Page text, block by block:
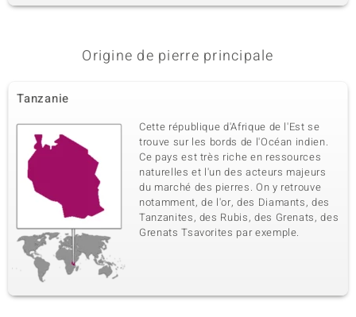
Sertissage Origine
Origine de pierre principale
Tanzanie
Cette république d'Afrique de l'Est se
trouve sur les bords de l'Océan indien.
Ce pays est très riche en ressources
naturelles et l'un des acteurs majeurs
du marché des pierres. On y retrouve
notamment, de l'or, des Diamants, des
Tanzanites, des Rubis, des Grenats, des
Grenats Tsavorites par exemple.